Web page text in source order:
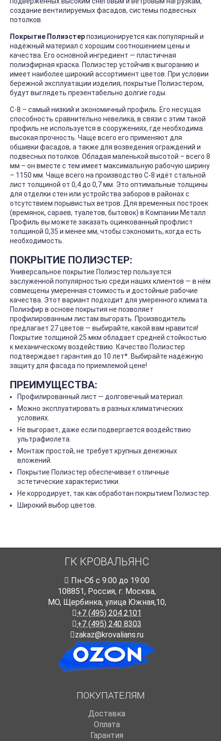
создание вентилируемых фасадов, системы подвесных
потолков.
Покрытие Полиэстерпозиционируется как популярный и
надёжный материал с хорошим соотношением цены и
качества. Его основной ингредиент — пластичная
полиэфирная краска. Полиэстер устойчив к выгоранию и
имеет наиболее широкий ассортимент цветов. При условии
бережной эксплуатации изделия, покрытые Полиэстером,
будут выглядеть презентабельно долгие годы.
С-8 – самый низкий и экономичный профиль. Его несущая
способность сравнительно невелика, в связи с этим такой
профиль не используется в сооружениях, где необходима
высокая прочность. Чаще всего его применяют для
обшивки фасадов, а также для возведения ограждений и
подвесных потолков. Обладая маленькой высотой – всего 8
мм – он вместе с тем имеет максимальную рабочую ширину
– 1150 мм. Чаще всего на производство С-8 идёт стальной
лист толщиной от 0,4 до 0,7 мм. Это оптимальные толщины
для отделки стен или устройства заборов в районах с
отсутствием порывистых ветров. Для временных построек
(времянок, сараев, туалетов, бытовок) в Компании Металл
Профиль вы можете заказать оцинкованный профлист
толщиной 0,35 и менее мм, чтобы сэкономить, когда есть
необходимость.
ПОКРЫТИЕ ПОЛИЭСТЕР:
Универсальное покрытие Полиэстер пользуется
заслуженной популярностью среди наших клиентов — в нём
совмещены умеренная стоимость и достойные рабочие
качества. Этот вариант подходит для умеренного климата.
Полиэфир в основе покрытия не позволяет
профилированным листам выгорать. Производитель
предлагает 27 цветов — выбирайте, какой вам нравится!
Покрытие толщиной 25 мкм обладает средней стойкостью
к механическому воздействию. Качество Полиэстер
подтверждает гарантия до 10 лет*. Выбирайте надёжную
защиту для фасада по приемлемой цене!
ПРЕИМУЩЕСТВА:
Профилированный лист — долговечный материал.
Можно эксплуатировать в разных климатических
условиях.
Не выгорает, даже если подвергается воздействию
ультрафиолета.
Монтаж простой, не требует крупных денежных
вложений.
Покрытие Полиэстер обеспечивает отличные
эстетические характеристики.
Не корродирует, так как обработан покрытием Полиэстер.
Широкий выбор цветов.
ГК КРОВАЛЬЯНС
Пн-Cб с 9:00 до 19:00
108851, Россия, г. Москва,
МО, Щербинка, улица Южная,10,
+7 (495) 204 2101
+7 (495) 240 8303
zakaz@krovalians.ru
ПОКУПАТЕЛЯМ
Доставка
Оплата
Гарантия